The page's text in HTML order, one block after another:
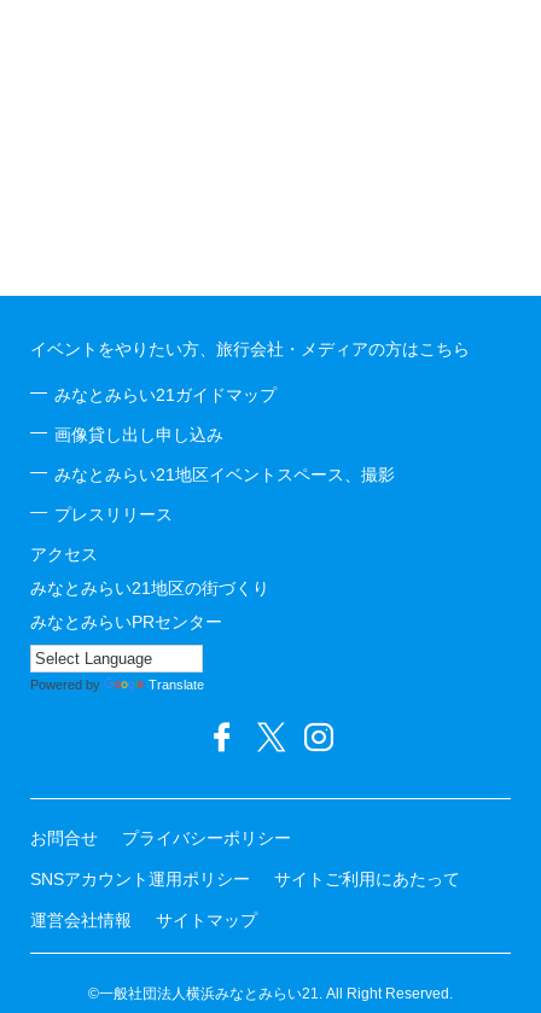
イベントをやりたい方、旅行会社・メディアの方はこちら
みなとみらい21ガイドマップ
画像貸し出し申し込み
みなとみらい21地区イベントスペース、撮影
プレスリリース
アクセス
みなとみらい21地区の街づくり
みなとみらいPRセンター
Powered by Translate
お問合せ プライバシーポリシー
SNSアカウント運用ポリシー サイトご利用にあたって
運営会社情報 サイトマップ
©一般社団法人横浜みなとみらい21. All Right Reserved.